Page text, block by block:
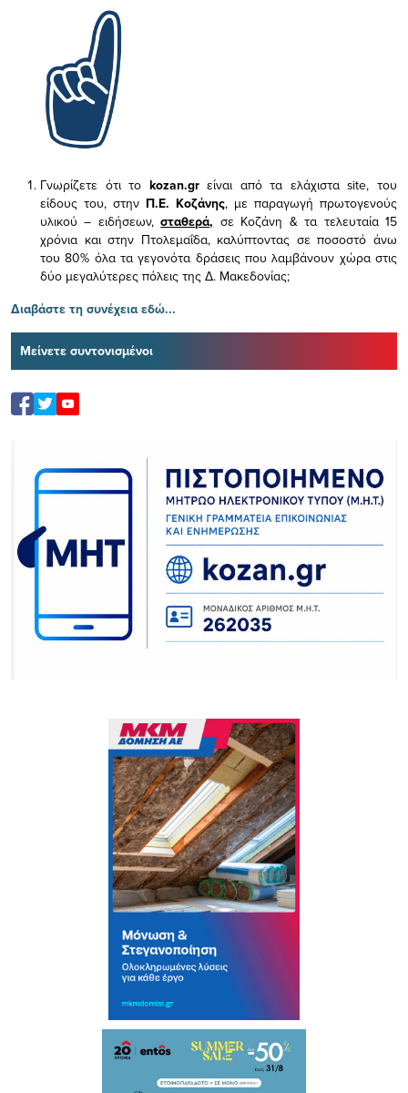
Γνωρίζετε ότι το kozan.gr είναι από τα ελάχισταsite, του
είδους του, στην Π.Ε. Κοζάνης, με παραγωγή πρωτογενούς
υλικού – ειδήσεων,σταθερά, σε Κοζάνη & τα τελευταία 15
χρόνια και στην Πτολεμαΐδα, καλύπτοντας σε ποσοστό άνω
του 80% όλα τα γεγονότα δράσεις που λαμβάνουν χώρα στις
δύο μεγαλύτερες πόλεις της Δ. Μακεδονίας;
Διαβάστε τη συνέχεια εδώ...
Μείνετε συντονισμένοι